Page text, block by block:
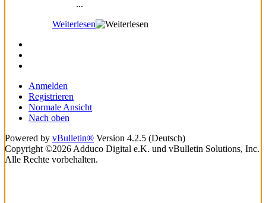
...
Weiterlesen
Anmelden
Registrieren
Normale Ansicht
Nach oben
Powered by vBulletin® Version 4.2.5 (Deutsch)
Copyright ©2026 Adduco Digital e.K. und vBulletin Solutions, Inc.
Alle Rechte vorbehalten.